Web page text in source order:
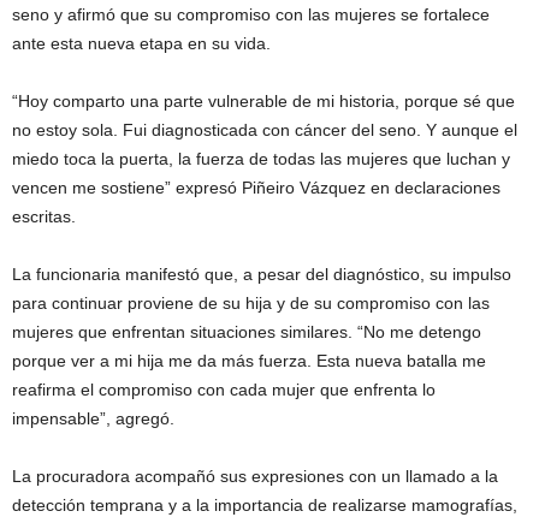
seno y afirmó que su compromiso con las mujeres se fortalece
ante esta nueva etapa en su vida.
“Hoy comparto una parte vulnerable de mi historia, porque sé que
no estoy sola. Fui diagnosticada con cáncer del seno. Y aunque el
miedo toca la puerta, la fuerza de todas las mujeres que luchan y
vencen me sostiene” expresó Piñeiro Vázquez en declaraciones
escritas.
La funcionaria manifestó que, a pesar del diagnóstico, su impulso
para continuar proviene de su hija y de su compromiso con las
mujeres que enfrentan situaciones similares. “No me detengo
porque ver a mi hija me da más fuerza. Esta nueva batalla me
reafirma el compromiso con cada mujer que enfrenta lo
impensable”, agregó.
La procuradora acompañó sus expresiones con un llamado a la
detección temprana y a la importancia de realizarse mamografías,